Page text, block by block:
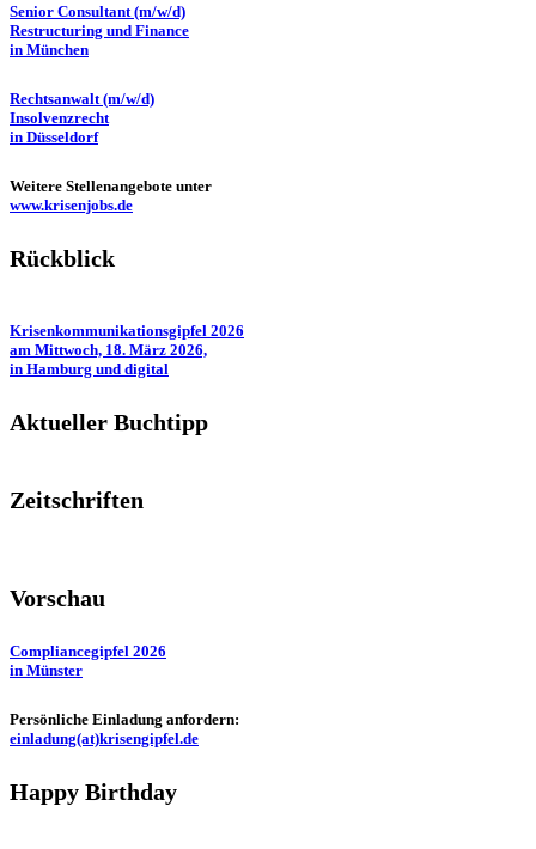
Senior Consultant (m/w/d)
Restructuring und Finance
in München
Rechtsanwalt (m/w/d)
Insolvenzrecht
in Düsseldorf
Weitere Stellenangebote unter
www.krisenjobs.de
Rückblick
Krisenkommunikationsgipfel 2026
am Mittwoch, 18. März 2026,
in Hamburg und digital
Aktueller Buchtipp
Zeitschriften
Vorschau
Compliancegipfel 2026
in Münster
Persönliche Einladung anfordern:
einladung(at)krisengipfel.de
Happy Birthday